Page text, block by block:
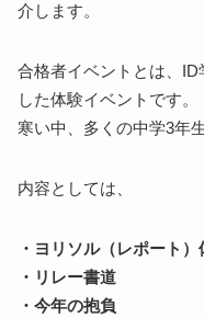
介します。
合格者イベントとは、
した体験イベントです。
寒い中、多くの中学3年
内容としては、
・ヨリソル（レポート）
・リレー書道
・今年の抱負